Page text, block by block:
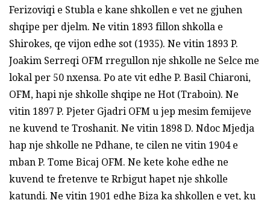
Ferizoviqi e Stubla e kane shkollen e vet ne gjuhen
shqipe per djelm. Ne vitin 1893 fillon shkolla e
Shirokes, qe vijon edhe sot (1935). Ne vitin 1893 P.
Joakim Serreqi OFM rregullon nje shkolle ne Selce me
lokal per 50 nxensa. Po ate vit edhe P. Basil Chiaroni,
OFM, hapi nje shkolle shqipe ne Hot (Traboin). Ne
vitin 1897 P. Pjeter Gjadri OFM u jep mesim femijeve
ne kuvend te Troshanit. Ne vitin 1898 D. Ndoc Mjedja
hap nje shkolle ne Pdhane, te cilen ne vitin 1904 e
mban P. Tome Bicaj OFM. Ne kete kohe edhe ne
kuvend te fretenve te Rrbigut hapet nje shkolle
katundi. Ne vitin 1901 edhe Biza ka shkollen e vet, ku